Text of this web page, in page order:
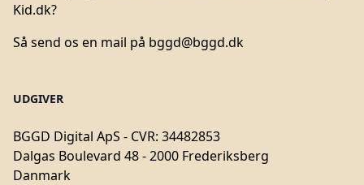
Kid.dk?
Så send os en mail på bggd@bggd.dk
UDGIVER
BGGD Digital ApS - CVR: 34482853
Dalgas Boulevard 48 - 2000 Frederiksberg
Danmark